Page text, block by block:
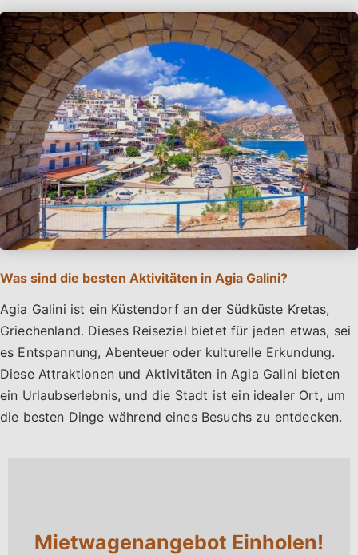
Was sind die besten Aktivitäten in Agia Galini?
Agia Galini ist ein Küstendorf an der Südküste Kretas,
Griechenland. Dieses Reiseziel bietet für jeden etwas, sei
es Entspannung, Abenteuer oder kulturelle Erkundung.
Diese Attraktionen und Aktivitäten in Agia Galini bieten
ein Urlaubserlebnis, und die Stadt ist ein idealer Ort, um
die besten Dinge während eines Besuchs zu entdecken.
Mietwagenangebot Einholen!